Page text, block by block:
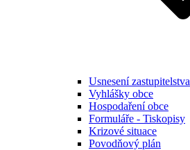
Usnesení zastupitelstva
Vyhlášky obce
Hospodaření obce
Formuláře - Tiskopisy
Krizové situace
Povodňový plán